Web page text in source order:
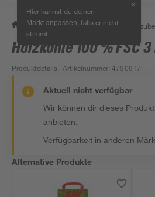
Hier kannst du deinen
Markt anpassen , falls er nicht
stimmt.
✕
/ Garten & Freizeit / Grills &
Holzkohle 100 % FSC 3
Produktdetails | Artikelnummer:4790917
Aktuell nicht verfügbar
Wir können dir dieses
anbieten.
Verfügbarkeit in anderen
Alternative Produkte